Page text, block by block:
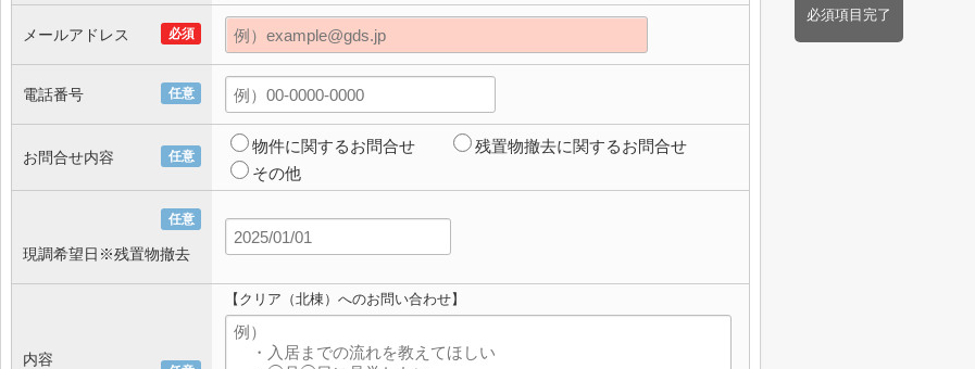
必須項目完了
必須
メールアドレス
任意
電話番号
任意
お問合せ内容
物件に関するお問合せ
残置物撤去に関するお問合せ
その他
任意
現調希望日※残置物撤去
内容
【クリア（北棟）へのお問い合わせ】